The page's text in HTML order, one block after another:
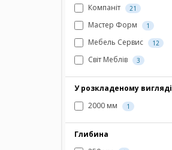
Компаніт 21
Мастер Форм 1
Мебель Сервис 12
Світ Меблів 3
У розкладеному вигляді
2000 мм
1
Глибина